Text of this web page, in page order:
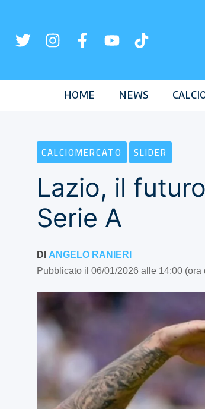
contenuto
HOME NEWS
CALCIOMERCATO SLIDER
Lazio, il
Serie A
DI ANGELO RANIERI
Pubblicato il 06/01/2026 alle 14:00 (ora